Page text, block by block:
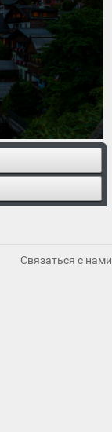
Связаться с нами